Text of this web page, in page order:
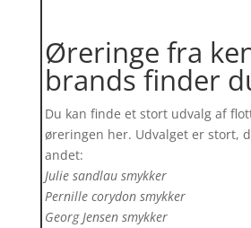
Øreringe fra
brands finder
Du kan finde et stort udvalg af
øreringen her. Udvalget er stort,
andet:
Julie sandlau smykker
Pernille corydon smykker
Georg Jensen smykker